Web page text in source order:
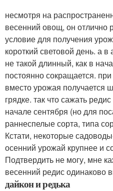
несмотря на
весенний овощ, он отлично
условие для получения
короткий световой день. а
не такой длинный, как в
постоянно сокращается.
вместо урожая получается
грядке. так что сажать
начале сентября (но для
раннеспелые сорта, типа
Кстати, некоторые
осенний урожай крупнее и
Подтвердить не могу, мне
весенний редис одинаково
дайкон и редька